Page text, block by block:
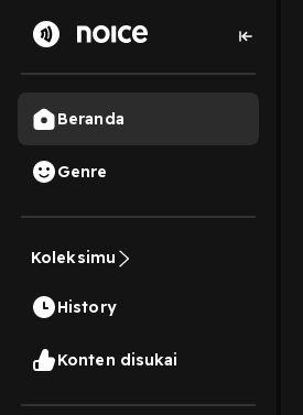
Beranda
Genre
Koleksimu
History
Konten disukai